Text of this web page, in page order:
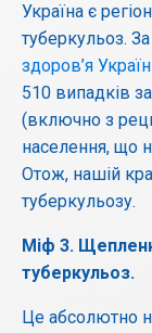
Україна є
туберкульоз.
здоров’я
510 випадків
(включно з
населення, що
Отож, нашій
туберкульозу.
Міф 3.
туберкульоз.
Це абсолютно